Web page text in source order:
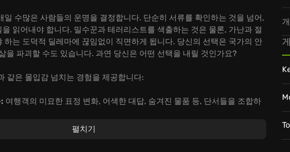
일 수많은 사람들의 운명을 결정합니다. 단순히 서류를 확인하는 것을 넘어,
읽어내야 합니다. 밀수꾼과 테러리스트를 색출하는 것은 물론, 가난과 절
하는 도덕적 딜레마에 끊임없이 직면하게 됩니다. 당신의 선택은 국가의 안
을 파괴할 수도 있습니다. 과연 당신은 어떤 선택을 내릴 것인가요?
같은 몰입감 넘치는 경험을 제공합니다:
여행객의 미묘한 표정 변화, 어색한 대답, 숨겨진 물품 등, 단서들을 조합하
한 규칙을 준수해야 하지만, 때로는 인도적인 판단이 필요합니다. 뇌물의 유
펼치기